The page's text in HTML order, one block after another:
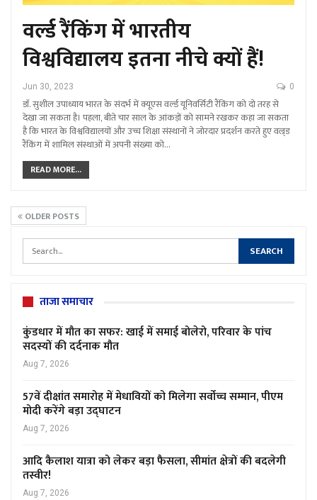
वर्ल्ड रैंकिंग में भारतीय
विश्वविद्यालय इतना नीचे क्यों हैं!
Jun 30, 2023 0
डाॅ. सुशील उपाध्याय भारत के संदर्भ में क्यूएस वर्ल्ड यूनिवर्सिटी रैंकिंग को दो तरह से
देखा जा सकता है। पहला, बीते चार साल के आंकड़ों को सामने रखकर कहा जा सकता
है कि भारत के विश्वविद्यालयों और उच्च शिक्षा संस्थानों ने जोरदार प्रदर्शन करते हुए वल्र्ड
रैंकिंग में शामिल संस्थाओं में अपनी संख्या को…
READ MORE...
OLDER POSTS
ताजा समाचार
कुंडधार में मौत का सफर: खाई में समाई बोलेरो, परिवार के पांच
सदस्यों की दर्दनाक मौत
Aug 7, 2026
57वें दीक्षांत समारोह में मेधावियों को मिलेगा सर्वोच्च सम्मान, पीएम
मोदी करेंगे बड़ा उद्घाटन
Aug 7, 2026
आदि कैलाश यात्रा को लेकर बड़ा फैसला, सीमांत क्षेत्रों की बदलेगी
तस्वीर!
Aug 7, 2026